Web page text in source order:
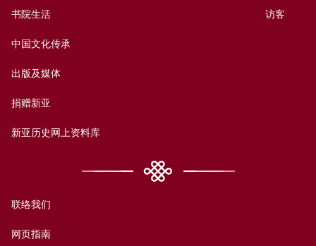
书院生活
中国文化传承
出版及媒体
捐赠新亚
新亚历史网上资料库
访客
联络我们
网页指南